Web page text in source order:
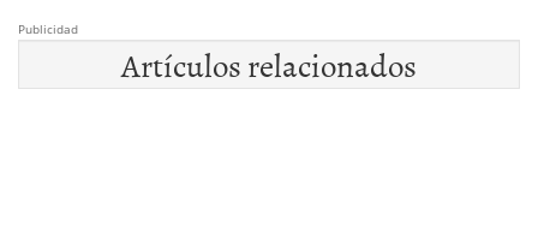
Publicidad
Artículos relacionados